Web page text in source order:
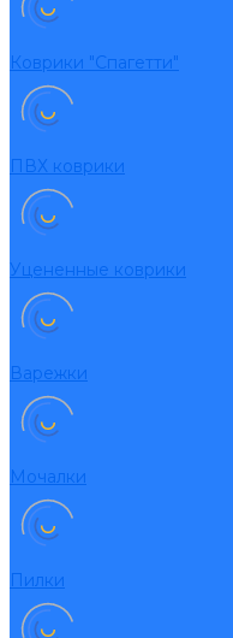
Коврики "Спагетти"
ПВХ коврики
Уцененные коврики
Варежки
Мочалки
Пилки